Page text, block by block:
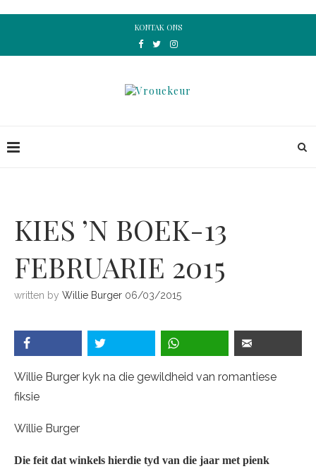
KONTAK ONS
KIES ’N BOEK-13
FEBRUARIE 2015
written by Willie Burger 06/03/2015
Willie Burger kyk na die gewildheid van romantiese
fiksie
Willie Burger
Die feit dat winkels hierdie tyd van die jaar met pienk